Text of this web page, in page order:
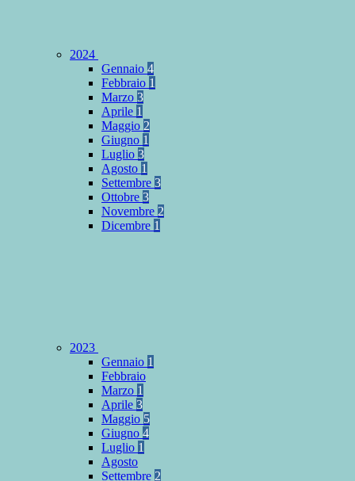
2024
Gennaio 4
Febbraio 1
Marzo 3
Aprile 1
Maggio 2
Giugno 1
Luglio 3
Agosto 1
Settembre 3
Ottobre 3
Novembre 2
Dicembre 1
2023
Gennaio 1
Febbraio
Marzo 1
Aprile 3
Maggio 5
Giugno 4
Luglio 1
Agosto
Settembre 2